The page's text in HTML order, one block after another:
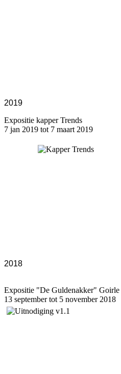
2019
Expositie kapper Trends
7 jan 2019 tot 7 maart 2019
2018
Expositie "De Guldenakker" Goirle
13 september tot 5 november 2018